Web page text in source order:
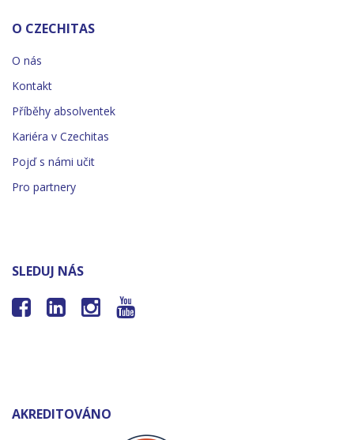
O CZECHITAS
O nás
Kontakt
Příběhy absolventek
Kariéra v Czechitas
Pojď s námi učit
Pro partnery
SLEDUJ NÁS
   
AKREDITOVÁNO